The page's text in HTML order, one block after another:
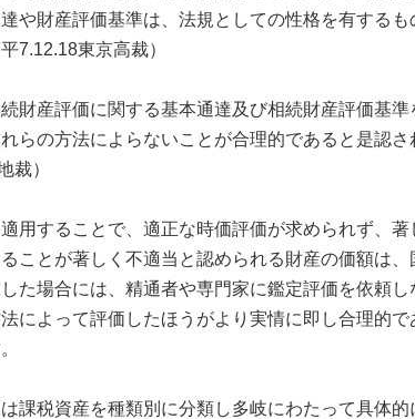
や財産評価基準は、法規としての性格を有する
7.12.18東京高裁）
財産評価に関する基本通達及び相続財産評価基
らの方法によらないことが合理的であると是認
裁）
用することで、適正な時価評価が求められず、
ことが著しく不適当と認められる財産の価額は
た場合には、精通者や専門家に鑑定評価を依頼
によって評価したほうがより実情に即し合理的
課税資産を種類別に分類し多岐にわたって具体